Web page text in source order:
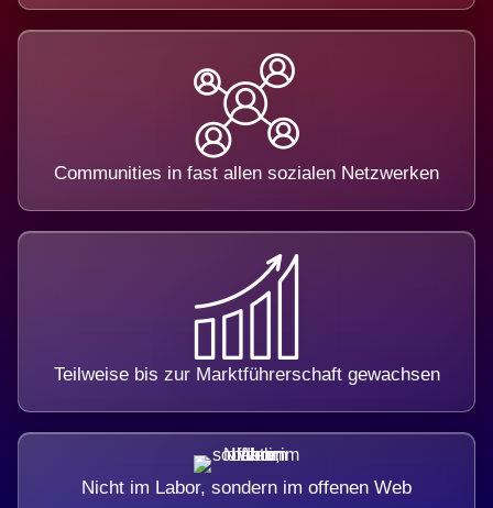
Communities in fast allen sozialen Netzwerken
Teilweise bis zur Marktführerschaft gewachsen
Nicht im Labor, sondern im offenen Web